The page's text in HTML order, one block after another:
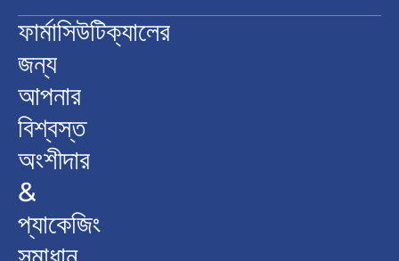
ফার্মাসিউটিক্যালের
জন্য
আপনার
বিশ্বস্ত
অংশীদার
&
প্যাকেজিং